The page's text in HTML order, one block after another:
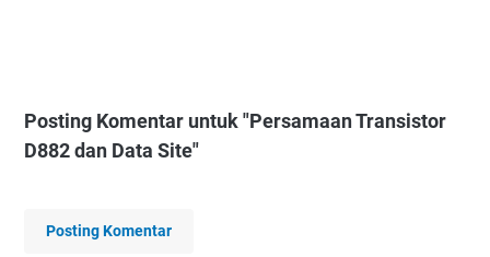
Posting Komentar untuk "Persamaan Transistor
D882 dan Data Site"
Posting Komentar